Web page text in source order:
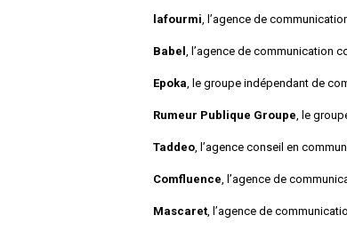
lafourmi, l’agence de
Babel , l’agence de communication
Epoka, le groupe indépendant de
Rumeur Publique Groupe, le
Taddeo, l’agence conseil en
Comfluence, l’agence de
Mascaret, l’agence de